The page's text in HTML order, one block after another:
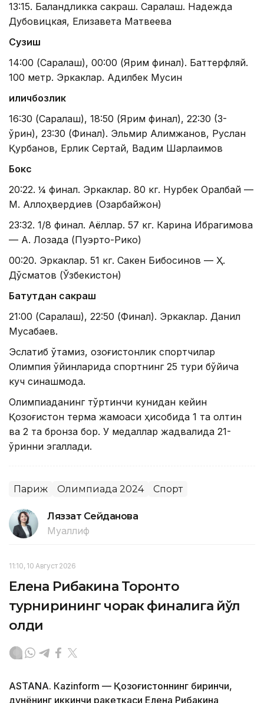
13:15. Баландликка сакраш. Саралаш. Надежда
Дубовицкая, Елизавета Матвеева
Сузиш
14:00 (Саралаш), 00:00 (Ярим финал). Баттерфляй.
100 метр. Эркаклар. Адилбек Мусин
Қиличбозлик
16:30 (Саралаш), 18:50 (Ярим финал), 22:30 (3-
ўрин), 23:30 (Финал). Эльмир Алимжанов, Руслан
Қурбанов, Ерлик Сертай, Вадим Шарлаимов
Бокс
20:22. ¼ финал. Эркаклар. 80 кг. Нурбек Оралбай —
М. Аллоҳвердиев (Озарбайжон)
23:32. 1/8 финал. Аёллар. 57 кг. Карина Ибрагимова
— А. Лозада (Пуэрто-Рико)
00:20. Эркаклар. 51 кг. Сакен Бибосинов — Ҳ.
Дўсматов (Ўзбекистон)
Батутдан сакраш
21:00 (Саралаш), 22:50 (Финал). Эркаклар. Данил
Мусабаев.
Эслатиб ўтамиз, қозоғистонлик спортчилар
Олимпия ўйинларида спортнинг 25 тури бўйича
куч синашмоқда.
Олимпиаданинг тўртинчи кунидан кейин
Қозоғистон терма жамоаси ҳисобида 1 та олтин
ва 2 та бронза бор. У медаллар жадвалида 21-
ўринни эгаллади.
Париж Олимпиада 2024 Спорт
Ляззат Сейданова
Муаллиф
11:10, 10 Август 2026
Елена Рибакина Торонто
турнирининг чорак финалига йўл
олди
ASTANА. Кazinform — Қозоғистоннинг биринчи,
дунёнинг иккинчи ракеткаси Елена Рибакина